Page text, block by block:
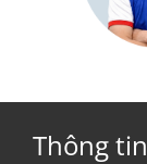
Thông tin